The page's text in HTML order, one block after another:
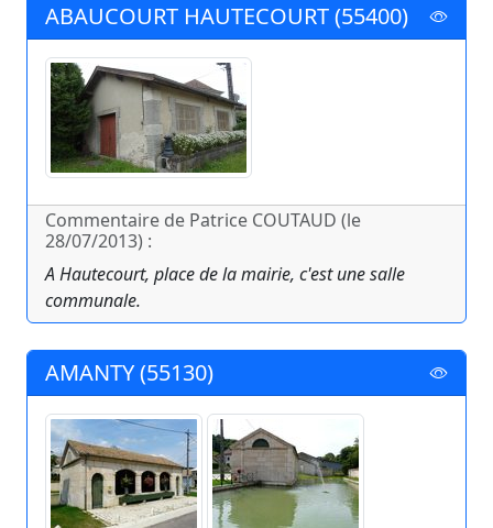
ABAUCOURT HAUTECOURT (55400)
Commentaire de Patrice COUTAUD (le
28/07/2013) :
A Hautecourt, place de la mairie, c'est une salle
communale.
AMANTY (55130)